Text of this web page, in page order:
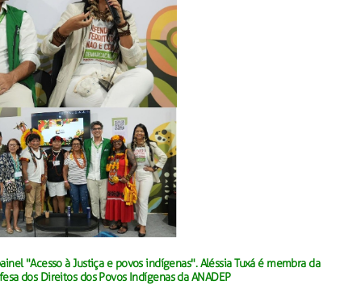
"Acesso à Justiça e povos indígenas". Aléssia Tuxá é membra da
dos Direitos dos Povos Indígenas da ANADEP